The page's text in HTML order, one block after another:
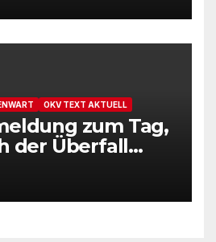
OKV TEXT AKTUELL
zum Tag,
der Überfall
auf die UdSSR
Male jährt